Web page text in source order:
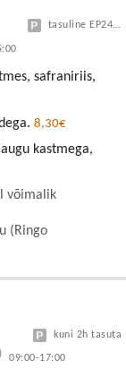
tasuline EP24 või Vanalinn
safraniriis,
8,30€
kastmega,
võimalik
(Ringo
09:00-17:00
kuni 2h tasuta